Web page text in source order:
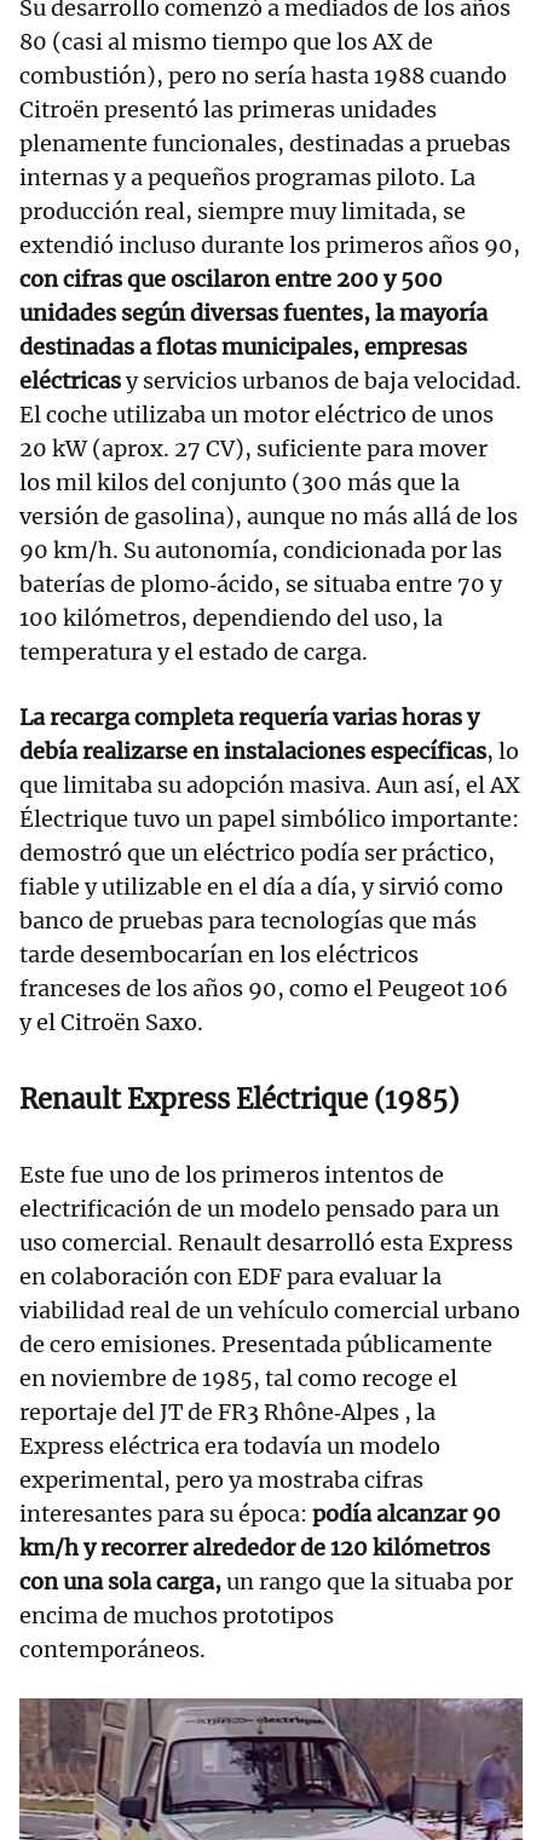
Su desarrollo comenzó a mediados de los años
80 (casi al mismo tiempo que los AX de
combustión), pero no sería hasta 1988 cuando
Citroën presentó las primeras unidades
plenamente funcionales, destinadas a pruebas
internas y a pequeños programas piloto. La
producción real, siempre muy limitada, se
extendió incluso durante los primeros años 90,
con cifras que oscilaron entre 200 y 500
unidades según diversas fuentes, la mayoría
destinadas a flotas municipales, empresas
eléctricasy servicios urbanos de baja velocidad.
El coche utilizaba un motor eléctrico de unos
20 kW (aprox. 27 CV), suficiente para mover
los mil kilos del conjunto (300 más que la
versión de gasolina), aunque no más allá de los
90 km/h. Su autonomía, condicionada por las
baterías de plomo‑ácido, se situaba entre 70 y
100 kilómetros, dependiendo del uso, la
temperatura y el estado de carga.
La recarga completa requería varias horas y
debía realizarse en instalaciones específicas, lo
que limitaba su adopción masiva. Aun así, el AX
Électrique tuvo un papel simbólico importante:
demostró que un eléctrico podía ser práctico,
fiable y utilizable en el día a día, y sirvió como
banco de pruebas para tecnologías que más
tarde desembocarían en los eléctricos
franceses de los años 90, como el Peugeot 106
y el Citroën Saxo.
Renault Express Eléctrique (1985)
Este fue uno de los primeros intentos de
electrificación de un modelo pensado para un
uso comercial. Renault desarrolló esta Express
en colaboración con EDF para evaluar la
viabilidad real de un vehículo comercial urbano
de cero emisiones. Presentada públicamente
en noviembre de 1985, tal como recoge el
reportaje del JT de FR3 Rhône‑Alpes , la
Express eléctrica era todavía un modelo
experimental, pero ya mostraba cifras
interesantes para su época: podía alcanzar 90
km/h y recorrer alrededor de 120 kilómetros
con una sola carga,un rango que la situaba por
encima de muchos prototipos
contemporáneos.